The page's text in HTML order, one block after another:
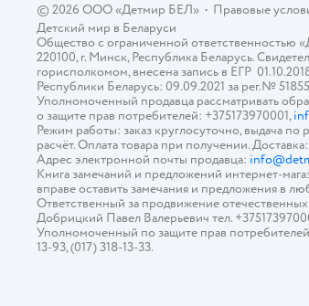
Dragons
DREAM MAKERS
Duracell
EGGYWAWA
Enchantimals
EOLO
Erhaft
© 2026 ООО «Детмир БЕЛ» • Правовые
Детский мир в Беларуси
Общество с ограниченной ответственностью
220100, г. Минск, Республика Беларусь.
горисполкомом, внесена запись в ЕГР
Республики Беларусь: 09.09.2021 за рег.№
Уполномоченный продавца рассматривать
о защите прав потребителей: +375173970001,
Режим работы: заказ круглосуточно, выдача
расчёт. Оплата товара при получении.
Адрес электронной почты продавца:
Книга замечаний и предложений интернет-
вправе оставить замечания и предложения в
Ответственный за продвижение
Добрицкий Павел Валерьевич тел.
Уполномоченный по защите прав
13-93, (017) 318-13-33.